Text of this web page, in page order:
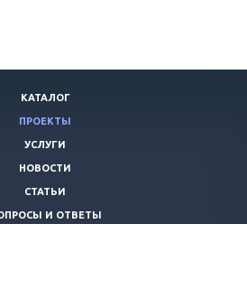
КАТАЛОГ
ПРОЕКТЫ
УСЛУГИ
НОВОСТИ
СТАТЬИ
И ОТВЕТЫ